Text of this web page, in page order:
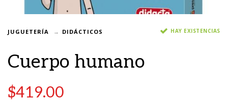
JUGUETERÍA DIDÁCTICOS HAY EXISTENCIAS
Cuerpo humano
$419.00